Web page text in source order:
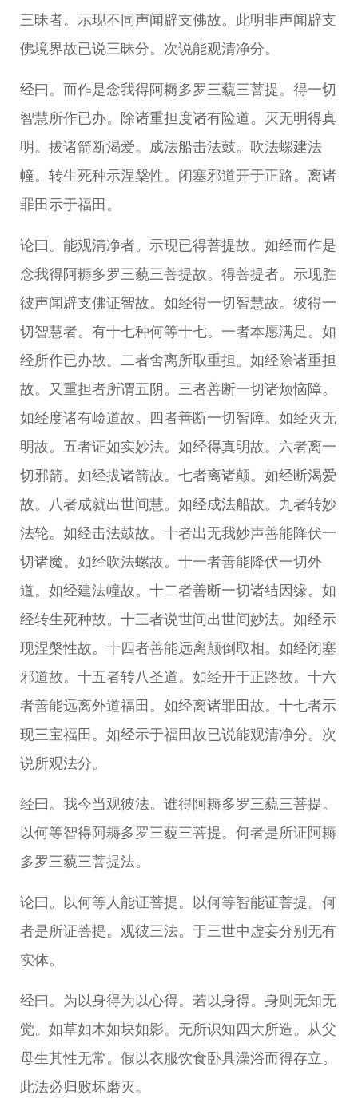
三昧者。示现不同声闻辟支佛故。此明非声闻辟支
佛境界故已说三昧分。次说能观清净分。
经曰。而作是念我得阿耨多罗三藐三菩提。得一切
智慧所作已办。除诸重担度诸有险道。灭无明得真
明。拔诸箭断渴爱。成法船击法鼓。吹法螺建法
幢。转生死种示涅槃性。闭塞邪道开于正路。离诸
罪田示于福田。
论曰。能观清净者。示现已得菩提故。如经而作是
念我得阿耨多罗三藐三菩提故。得菩提者。示现胜
彼声闻辟支佛证智故。如经得一切智慧故。彼得一
切智慧者。有十七种何等十七。一者本愿满足。如
经所作已办故。二者舍离所取重担。如经除诸重担
故。又重担者所谓五阴。三者善断一切诸烦恼障。
如经度诸有崄道故。四者善断一切智障。如经灭无
明故。五者证如实妙法。如经得真明故。六者离一
切邪箭。如经拔诸箭故。七者离诸颠。如经断渴爱
故。八者成就出世间慧。如经成法船故。九者转妙
法轮。如经击法鼓故。十者出无我妙声善能降伏一
切诸魔。如经吹法螺故。十一者善能降伏一切外
道。如经建法幢故。十二者善断一切诸结因缘。如
经转生死种故。十三者说世间出世间妙法。如经示
现涅槃性故。十四者善能远离颠倒取相。如经闭塞
邪道故。十五者转八圣道。如经开于正路故。十六
者善能远离外道福田。如经离诸罪田故。十七者示
现三宝福田。如经示于福田故已说能观清净分。次
说所观法分。
经曰。我今当观彼法。谁得阿耨多罗三藐三菩提。
以何等智得阿耨多罗三藐三菩提。何者是所证阿耨
多罗三藐三菩提法。
论曰。以何等人能证菩提。以何等智能证菩提。何
者是所证菩提。观彼三法。于三世中虚妄分别无有
实体。
经曰。为以身得为以心得。若以身得。身则无知无
觉。如草如木如块如影。无所识知四大所造。从父
母生其性无常。假以衣服饮食卧具澡浴而得存立。
此法必归败坏磨灭。